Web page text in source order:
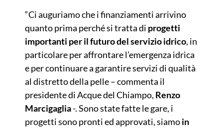
“Ci auguriamo che i finanziamenti arrivino
quanto prima perché si tratta di progetti
importanti per il futuro del servizio idrico, in
particolare per affrontare l’emergenza idrica
e per continuare a garantire servizi di qualità
al distretto della pelle – commenta il
presidente di Acque del Chiampo, Renzo
Marcigaglia-. Sono state fatte le gare, i
progetti sono pronti ed approvati, siamoin